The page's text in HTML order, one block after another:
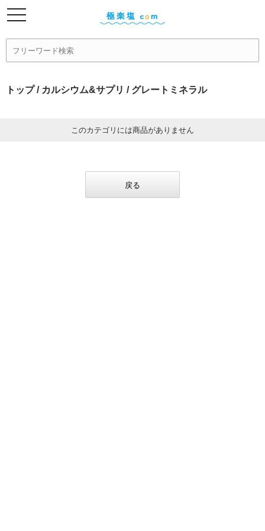
トップ/ カルシウム&サプリ / グレートミネラル
このカテゴリには商品がありません
戻る